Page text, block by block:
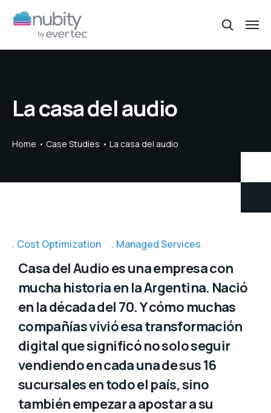
La casa del audio
Home Case Studies La casa del audio
Cost Optimization Managed Services
Casa del Audio es una empresa con
mucha historia en la Argentina. Nació
en la década del 70. Y cómo muchas
compañías vivió esa transformación
digital que significó no solo seguir
vendiendo en cada una de sus 16
sucursales en todo el país, sino
también empezar a apostar a su